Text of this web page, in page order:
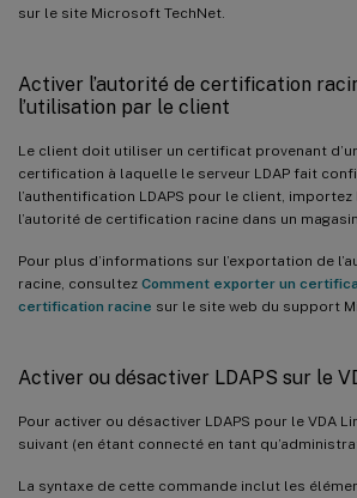
sur le site Microsoft TechNet.
Activer l’autorité de certification
l’utilisation par le client
Le client doit utiliser un certificat provenant
certification à laquelle le serveur LDAP fait
l’authentification LDAPS pour le client,
l’autorité de certification racine dans un
Pour plus d’informations sur l’exportation de
racine, consultez Comment exporter un
certification racine sur le site web du support
Activer ou désactiver LDAPS sur le
Pour activer ou désactiver LDAPS pour le VDA
suivant (en étant connecté en tant
La syntaxe de cette commande inclut les